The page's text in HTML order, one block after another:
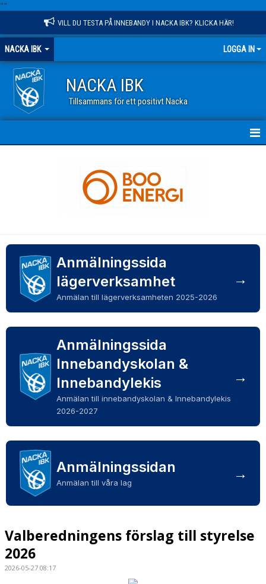
""
VILL DU TESTA PÅ INNEBANDY I NACKA IBK? KLICKA HÄR!
NACKA IBK LOGGA IN
NACKA IBK
Tillsammans för ett positivt Nacka
OM KLUBBEN
SPORTHALLAR
MATCHER
DOKUMENT
NACKA X
KLUBBSHOPEN
INNEBANDY PLAY
NACKAPOKALEN
DOMARE & MATCHLEDARE
Anmälningssida
lägerverksamhet
Anmälan till lägerverksamheten 2025-2026
→
Anmälningssida
Innebandyskolan &
Innebandylekis
Anmälan till innebandyskolan & Innebandylekis
2026-2027
→
Anmälningssidan
Anmälan till våra lag →
Valberedningens förslag till styrelse
2026
2026-05-27 08:17